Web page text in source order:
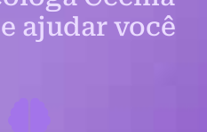
ajudar você